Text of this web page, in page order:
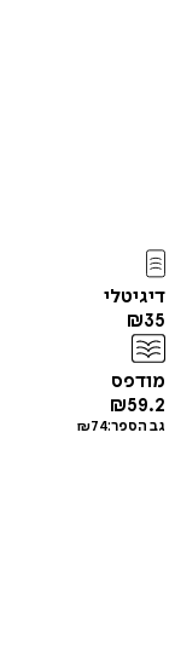
דיגיטלי
₪35
מודפס
₪59.2
גב הספר: ₪74